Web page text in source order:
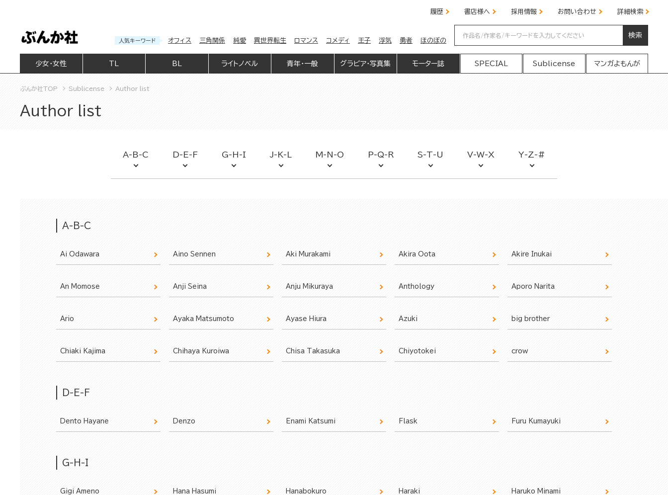
履歴 書店様へ 採用情報 お問い合わせ 詳細検索
人気キーワード オフィス 三角関係 純愛 異世界転生 ロマンス コメディ 王子 浮気 勇者 ほのぼの
検索
少女・女性 BL ライトノベル 青年・一般 グラビア・写真集 モーター誌 SPECIAL Sublicense マンガよもんが
ぶんか社TOP Sublicense Author list
Author list
A-B-C D-E-F G-H-I J-K-L M-N-O P-Q-R S-T-U V-W-X Y-Z-#
A-B-C
Ai Odawara Aino Sennen Aki Murakami Akira Oota Akire Inukai
An Momose Anji Seina Anju Mikuraya Anthology Aporo Narita
Ario Ayaka Matsumoto Ayase Hiura Azuki big brother
Chiaki Kajima Chihaya Kuroiwa Chisa Takasuka Chiyotokei crow
D-E-F
Dento Hayane Denzo Enami Katsumi Flask Furu Kumayuki
G-H-I
Gigi Ameno Hana Hasumi Hanabokuro Haraki Haruko Minami